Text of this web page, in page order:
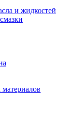
и жидкостей